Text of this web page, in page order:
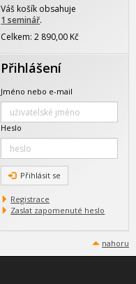
Váš košík obsahuje
1 seminář.
Celkem: 2 890,00 Kč
Přihlášení
Jméno nebo e-mail
Heslo
Přihlásit se
Registrace
Zaslat zapomenuté heslo
nahoru